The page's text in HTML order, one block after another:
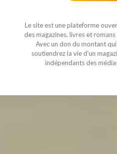
Le site est une plateforme
des magazines, livres et
Avec un don du montant
soutiendrez la vie d'un
indépendants des